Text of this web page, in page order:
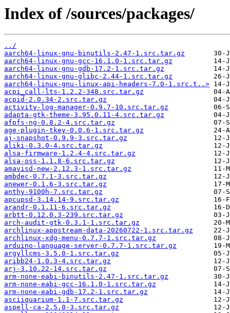
Index of /sources/packages/
../
aarch64-linux-gnu-binutils-2.47-1.src.tar.gz
aarch64-linux-gnu-gcc-16.1.0-1.src.tar.gz
aarch64-linux-gnu-gdb-17.2-1.src.tar.gz
aarch64-linux-gnu-glibc-2.44-1.src.tar.gz
aarch64-linux-gnu-linux-api-headers-7.0-1.src.t..>
acpi_call-lts-1.2.2-348.src.tar.gz
acpid-2.0.34-2.src.tar.gz
activity-log-manager-0.9.7-10.src.tar.gz
adapta-gtk-theme-3.95.0.11-4.src.tar.gz
afpfs-ng-0.8.2-4.src.tar.gz
age-plugin-tkey-0.0.6-1.src.tar.gz
aj-snapshot-0.9.9-3.src.tar.gz
aliki-0.3.0-4.src.tar.gz
alsa-firmware-1.2.4-4.src.tar.gz
alsa-oss-1.1.8-6.src.tar.gz
amavisd-new-2.12.3-1.src.tar.gz
ambdec-0.7.1-3.src.tar.gz
anewer-0.1.6-3.src.tar.gz
anthy-9100h-7.src.tar.gz
apcupsd-3.14.14-9.src.tar.gz
arandr-0.1.11-6.src.tar.gz
arbtt-0.12.0.3-239.src.tar.gz
arch-audit-gtk-0.3.1-1.src.tar.gz
archlinux-appstream-data-20260722-1.src.tar.gz
archlinux-xdg-menu-0.7.7-1.src.tar.gz
arduino-language-server-0.7.7-1.src.tar.gz
argyllcms-3.5.0-1.src.tar.gz
aribb24-1.0.3-4.src.tar.gz
arj-3.10.22-14.src.tar.gz
arm-none-eabi-binutils-2.47-1.src.tar.gz
arm-none-eabi-gcc-16.1.0-1.src.tar.gz
arm-none-eabi-gdb-17.2-1.src.tar.gz
asciiquarium-1.1-7.src.tar.gz
aspell-ca-2.5.0-3.src.tar.gz